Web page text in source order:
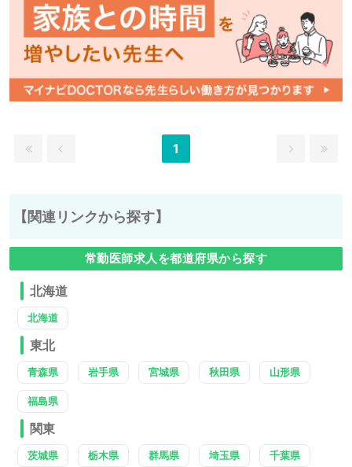
1
【関連リンクから探す】
常勤医師求人を都道府県から探す
北海道
北海道
東北
青森県 岩手県 宮城県 秋田県 山形県
福島県
関東
茨城県 栃木県 群馬県 埼玉県 千葉県